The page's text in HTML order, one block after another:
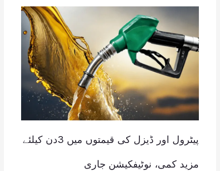
پیٹرول اور ڈیزل کی قیمتوں میں 3دن کیلئے
مزید کمی، نوٹیفکیشن جاری